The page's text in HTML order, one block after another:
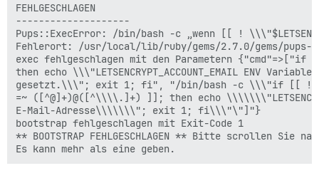
FEHLGESCHLAGEN
--------------------
Pups::ExecError: /bin/bash -c „wenn [[ !
Fehlerort: /usr/local/lib/ruby/gems/2.7.0/gems/pups-
exec fehlgeschlagen mit den Parametern {"cmd"=>["if [ -
then echo \\\"LETSENCRYPT_ACCOUNT_EMAIL ENV
gesetzt.\\\"; exit 1; fi", "/bin/bash -c \\\"if [[ !
=~ ([^@]+)@([^\\\\.]+) ]]; then echo
E-Mail-Adresse\\\\\\\"; exit 1; fi\\\"\"]"}
bootstrap fehlgeschlagen mit Exit-Code 1
** BOOTSTRAP FEHLGESCHLAGEN ** Bitte scrollen Sie